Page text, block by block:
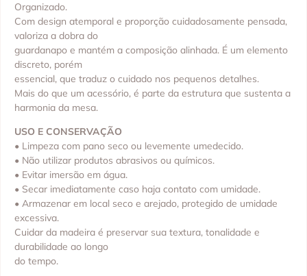
Organizado.
Com design atemporal e proporção cuidadosamente pensada,
valoriza a dobra do
guardanapo e mantém a composição alinhada. É um elemento
discreto, porém
essencial, que traduz o cuidado nos pequenos detalhes.
Mais do que um acessório, é parte da estrutura que sustenta a
harmonia da mesa.
USO E CONSERVAÇÃO
• Limpeza com pano seco ou levemente umedecido.
• Não utilizar produtos abrasivos ou químicos.
• Evitar imersão em água.
• Secar imediatamente caso haja contato com umidade.
• Armazenar em local seco e arejado, protegido de umidade
excessiva.
Cuidar da madeira é preservar sua textura, tonalidade e
durabilidade ao longo
do tempo.